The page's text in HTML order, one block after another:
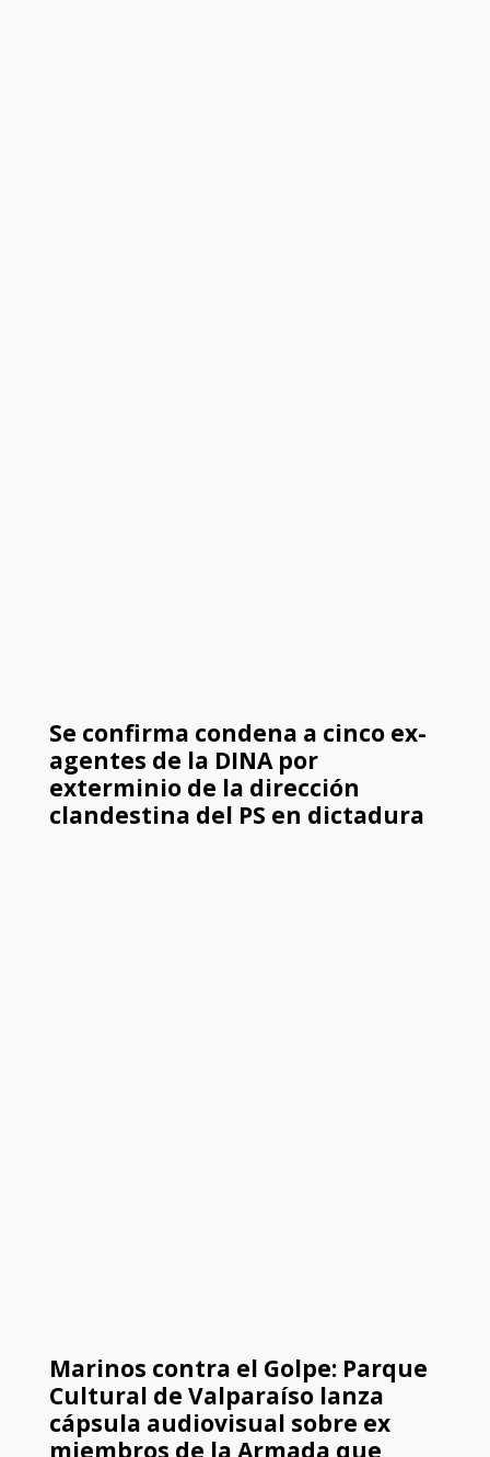
Se confirma condena a cinco ex-
agentes de la DINA por
exterminio de la dirección
clandestina del PS en dictadura
Marinos contra el Golpe: Parque
Cultural de Valparaíso lanza
cápsula audiovisual sobre ex
miembros de la Armada que